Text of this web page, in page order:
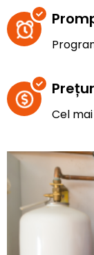
Cel